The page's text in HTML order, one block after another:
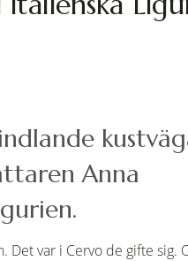
Anna
Det var i Cervo de gifte sig.